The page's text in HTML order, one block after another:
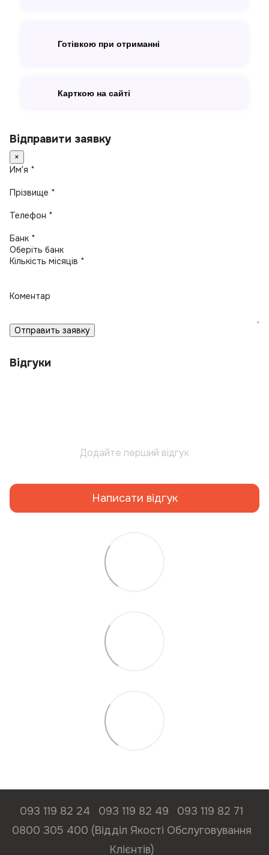
Готівкою при отриманні
Карткою на сайті
Відправити заявку
×
Имʼя *
Прізвище *
Телефон *
Банк *
Кількість місяців *
Коментар
Отправить заявку
Відгуки
Додайте перший відгук
Написати відгук
093 119 82 24 093 119 82 49
093 119 82 71
0800 305 400 (Відділ Якості Обслуговування
Клієнтів)